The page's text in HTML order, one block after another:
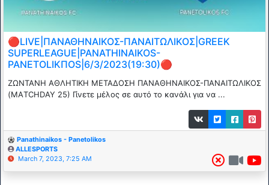
🔴LIVE|ΠΑΝΑΘΗΝΑΙΚΟΣ-ΠΑΝΑΙΤΩΛΙΚΟΣ|GREEK
SUPERLEAGUE|PANATHINAIKOS-
PANETOLIKΠOS|6/3/2023(19:30)🔴
ΖΩΝΤΑΝΗ ΑΘΛΗΤΙΚΗ ΜΕΤΑΔΟΣΗ ΠΑΝΑΘΗΝΑΙΚΟΣ-ΠΑΝΑΙΤΩΛΙΚΟΣ
(ΜΑTCHDAY 25) Γίνετε μέλος σε αυτό το κανάλι για να ...
Panathinaikos - Panetolikos
ALLESPORTS
March 7, 2023, 7:25 AM